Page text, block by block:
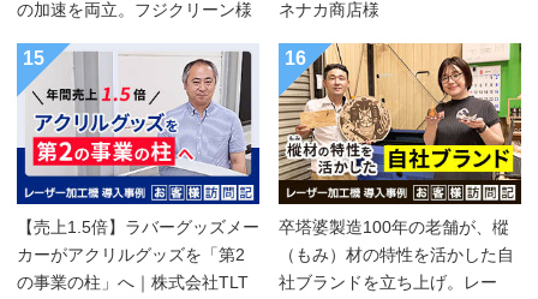
の加速を両立。フジクリーン様
ネナカ商店様
15
【売上1.5倍】ラバーグッズメー
カーがアクリルグッズを「第2
の事業の柱」へ｜株式会社TLT
16
卒塔婆製造100年の老舗が、樅
（もみ）材の特性を活かした自
社ブランドを立ち上げ。レー